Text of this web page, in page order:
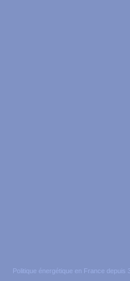
Politique énergétique en France